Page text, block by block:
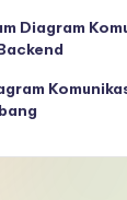
Diagram